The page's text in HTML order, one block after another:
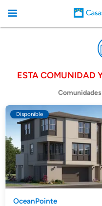
ESTA COMUNIDAD
Disponible
OceanPointe